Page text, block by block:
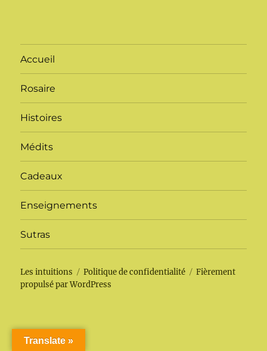
Accueil
Rosaire
Histoires
Médits
Cadeaux
Enseignements
Sutras
Les intuitions Politique de confidentialité
Fièrement
propulsé par WordPress
Translate »